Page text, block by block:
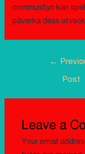
communityn kan
påverka dess
←
Post
Leave a
Your email